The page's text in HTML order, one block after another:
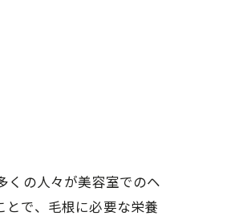
くの人々が美容室でのヘ
とで、毛根に必要な栄養